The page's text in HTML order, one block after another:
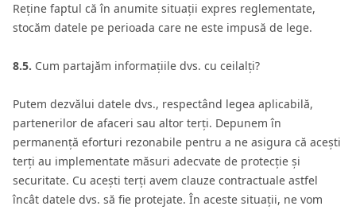
Reține faptul că în anumite situații expres reglementate,
stocăm datele pe perioada care ne este impusă de lege.
8.5. Cum partajăm informațiile dvs. cu ceilalți?
Putem dezvălui datele dvs., respectând legea aplicabilă,
partenerilor de afaceri sau altor terți. Depunem în
permanență eforturi rezonabile pentru a ne asigura că acești
terți au implementate măsuri adecvate de protecție și
securitate. Cu acești terți avem clauze contractuale astfel
încât datele dvs. să fie protejate. În aceste situații, ne vom